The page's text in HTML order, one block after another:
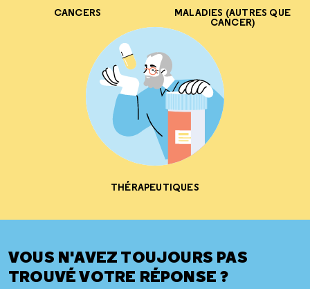
CANCERS MALADIES (AUTRES QUE
CANCER)
THÉRAPEUTIQUES
VOUS N'AVEZ TOUJOURS PAS
TROUVÉ VOTRE RÉPONSE ?